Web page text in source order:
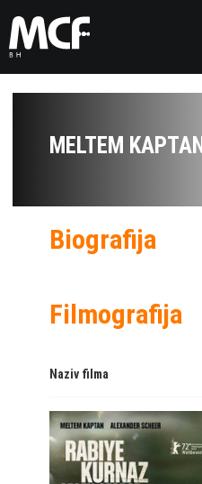
MELTEM KAPTAN
Biografija
Filmografija
Naziv filma